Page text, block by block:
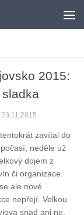
2015:
23.11.2015
zavítal do
neděle už
dojem z
či organizace.
ale nové
nepřejí. Velkou
snad ani ne,